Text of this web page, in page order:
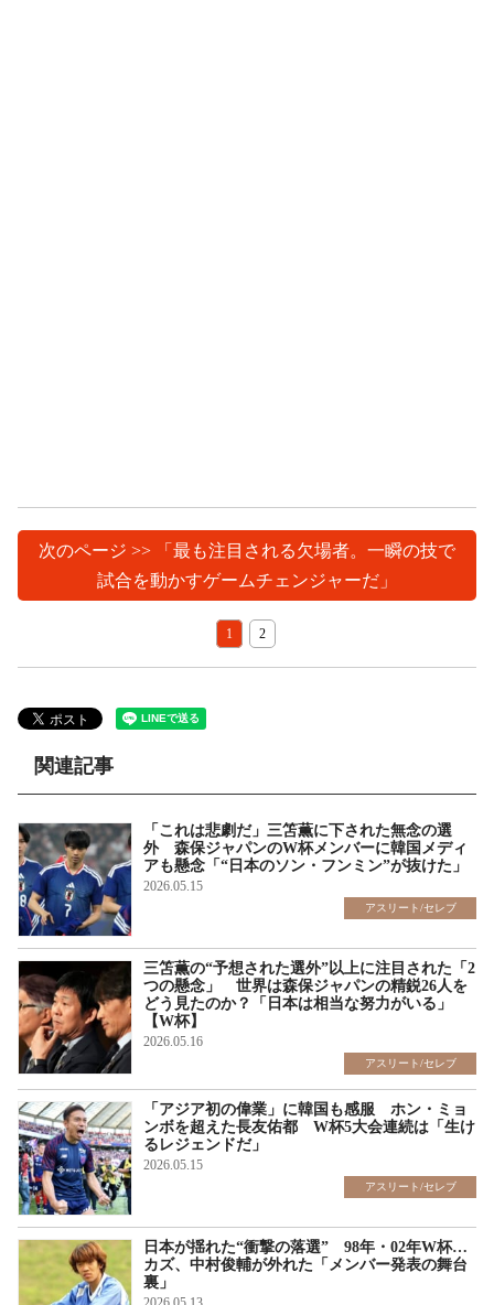
次のページ >> 「最も注目される欠場者。一瞬の技で
試合を動かすゲームチェンジャーだ」
1 2
関連記事
「これは悲劇だ」三笘薫に下された無念の選
外 森保ジャパンのW杯メンバーに韓国メディ
アも懸念「“日本のソン・フンミン”が抜けた」
2026.05.15
アスリート/セレブ
三笘薫の“予想された選外”以上に注目された「2
つの懸念」 世界は森保ジャパンの精鋭26人を
どう見たのか？「日本は相当な努力がいる」
【W杯】
2026.05.16
アスリート/セレブ
「アジア初の偉業」に韓国も感服 ホン・ミョ
ンボを超えた長友佑都 W杯5大会連続は「生け
るレジェンドだ」
2026.05.15
アスリート/セレブ
日本が揺れた“衝撃の落選” 98年・02年W杯…
カズ、中村俊輔が外れた「メンバー発表の舞台
裏」